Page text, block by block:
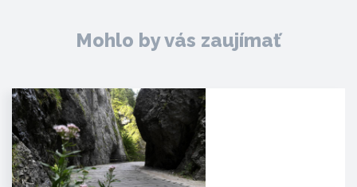
Mohlo by vás zaujímať